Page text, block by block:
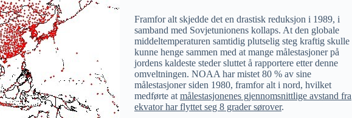
Framfor alt skjedde det en drastisk reduksjon i 1989, i
samband med Sovjetunionens kollaps. At den globale
middeltemperaturen samtidig plutselig steg kraftig skulle
kunne henge sammen med at mange målestasjoner på
jordens kaldeste steder sluttet å rapportere etter denne
omveltningen. NOAA har mistet 80 % av sine
målestasjoner siden 1980, framfor alt i nord, hvilket
medførte at målestasjonenes gjennomsnittlige avstand fra
ekvator har flyttet seg 8 grader sørover.